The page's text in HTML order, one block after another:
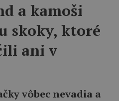
a kamoši
skoky, ktoré
ani v
vôbec nevadia a